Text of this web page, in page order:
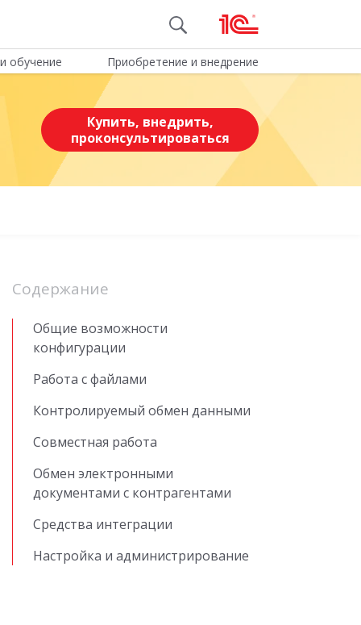
обучение Приобретение и внедрение
Купить, внедрить,
проконсультироваться
Содержание
Общие возможности
конфигурации
Работа с файлами
Контролируемый обмен данными
Совместная работа
Обмен электронными
документами с контрагентами
Средства интеграции
Настройка и администрирование